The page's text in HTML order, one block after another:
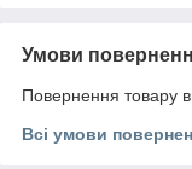
Умови
Повернення товару
Всі умови